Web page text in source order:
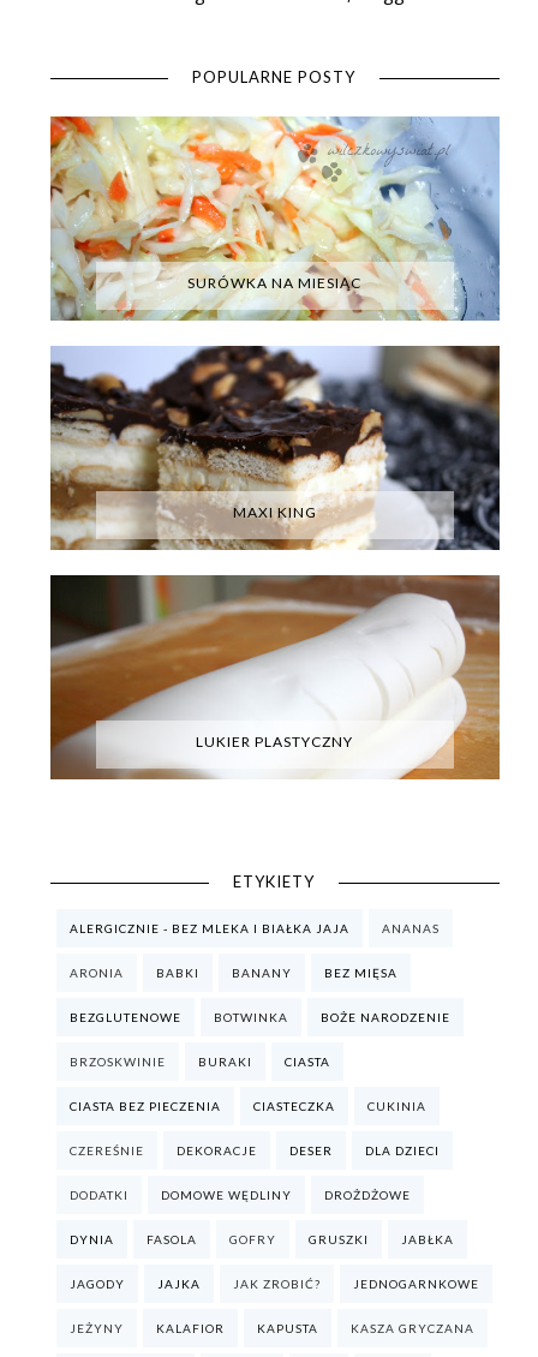
POPULARNE POSTY
SURÓWKA NA MIESIĄC
MAXI KING
LUKIER PLASTYCZNY
ETYKIETY
ALERGICZNIE - BEZ MLEKA I BIAŁKA JAJA ANANAS
ARONIA BABKI BANANY BEZ MIĘSA
BEZGLUTENOWE BOTWINKA BOŻE NARODZENIE
BRZOSKWINIE BURAKI CIASTA
CIASTA BEZ PIECZENIA CIASTECZKA CUKINIA
CZEREŚNIE DEKORACJE DESER DLA DZIECI
DODATKI DOMOWE WĘDLINY DROŻDŻOWE
DYNIA FASOLA GOFRY GRUSZKI JABŁKA
JAGODY JAJKA JAK ZROBIĆ? JEDNOGARNKOWE
JEŻYNY KALAFIOR KAPUSTA KASZA GRYCZANA